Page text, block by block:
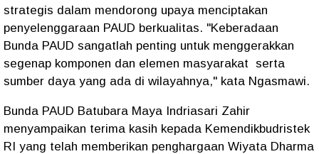
strategis dalam mendorong upaya menciptakan
penyelenggaraan PAUD berkualitas. "Keberadaan
Bunda PAUD sangatlah penting untuk menggerakkan
segenap komponen dan elemen masyarakat serta
sumber daya yang ada di wilayahnya," kata Ngasmawi.
Bunda PAUD Batubara Maya Indriasari Zahir
menyampaikan terima kasih kepada Kemendikbudristek
RI yang telah memberikan penghargaan Wiyata Dharma